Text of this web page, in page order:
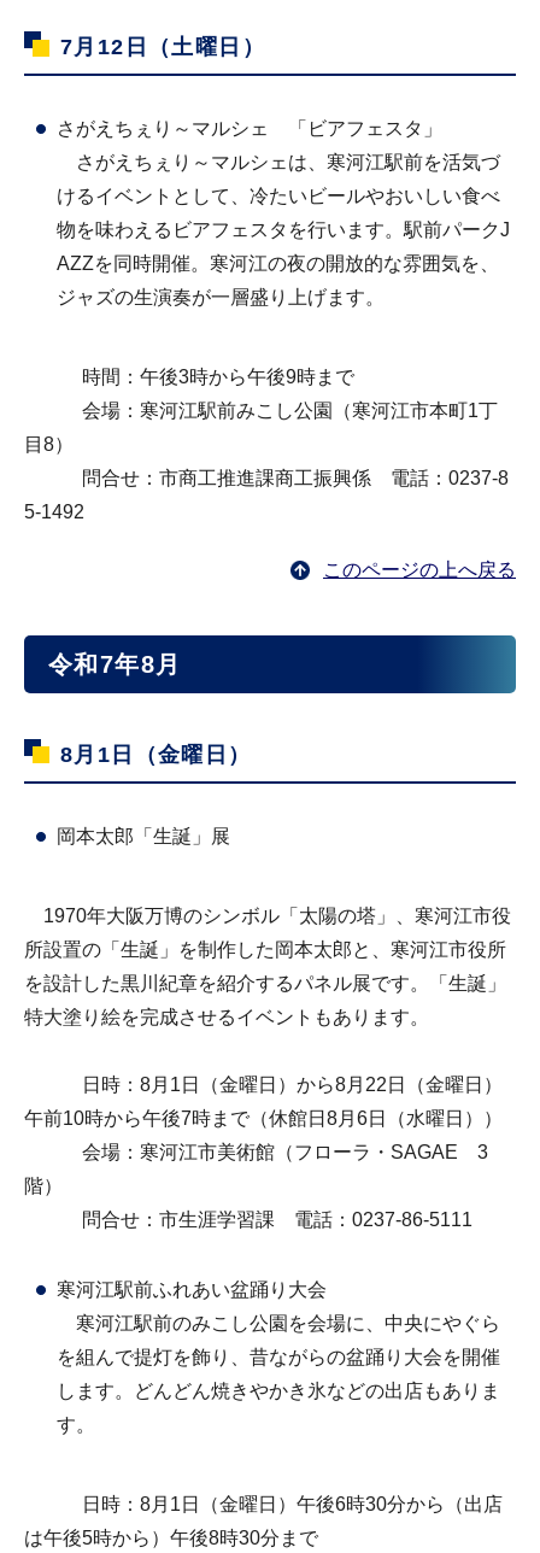
7月12日（土曜日）
さがえちぇり～マルシェ 「ビアフェスタ」
さがえちぇり～マルシェは、寒河江駅前を活気づ
けるイベントとして、冷たいビールやおいしい食べ
物を味わえるビアフェスタを行います。駅前パークJ
AZZを同時開催。寒河江の夜の開放的な雰囲気を、
ジャズの生演奏が一層盛り上げます。
時間：午後3時から午後9時まで
会場：寒河江駅前みこし公園（寒河江市本町1丁
目8）
問合せ：市商工推進課商工振興係 電話：0237-8
5-1492
このページの上へ戻る
令和7年8月
8月1日（金曜日）
岡本太郎「生誕」展
1970年大阪万博のシンボル「太陽の塔」、寒河江市役
所設置の「生誕」を制作した岡本太郎と、寒河江市役所
を設計した黒川紀章を紹介するパネル展です。「生誕」
特大塗り絵を完成させるイベントもあります。
日時：8月1日（金曜日）から8月22日（金曜日）
午前10時から午後7時まで（休館日8月6日（水曜日））
会場：寒河江市美術館（フローラ・SAGAE 3
階）
問合せ：市生涯学習課 電話：0237-86-5111
寒河江駅前ふれあい盆踊り大会
寒河江駅前のみこし公園を会場に、中央にやぐら
を組んで提灯を飾り、昔ながらの盆踊り大会を開催
します。どんどん焼きやかき氷などの出店もありま
す。
日時：8月1日（金曜日）午後6時30分から（出店
は午後5時から）午後8時30分まで